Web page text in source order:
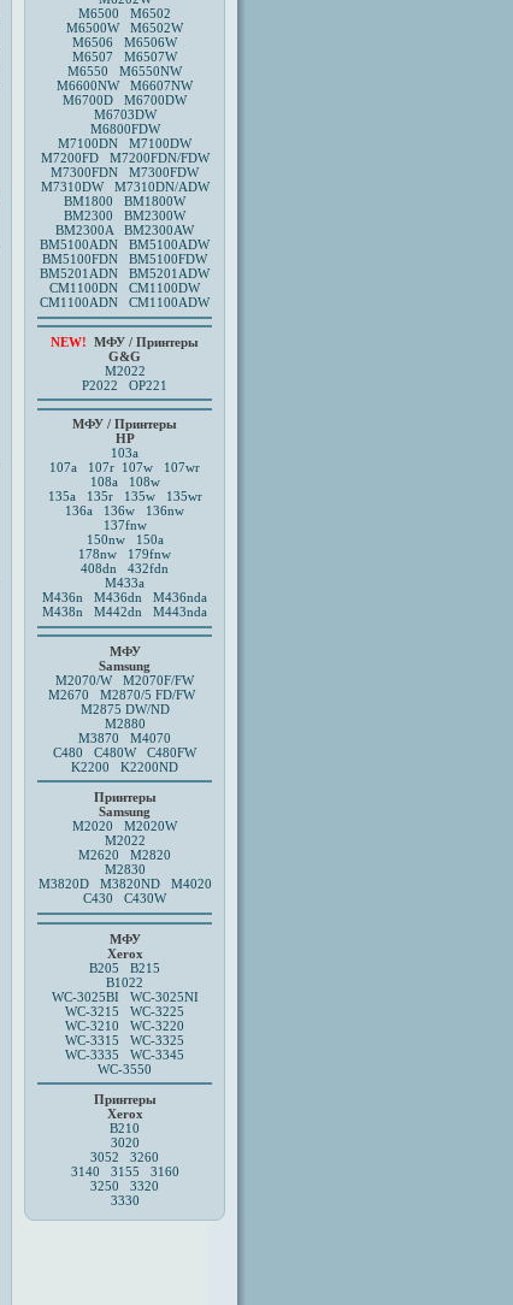
M6500 M6502
M6500W M6502W
M6506 M6506W
M6507 M6507W
M6550 M6550NW
M6600NW M6607NW
M6700D M6700DW
M6703DW
M6800FDW
M7100DN M7100DW
M7200FD M7200FDN/FDW
M7300FDN M7300FDW
M7310DW M7310DN/ADW
BM1800 BM1800W
BM2300 BM2300W
BM2300A BM2300AW
BM5100ADN BM5100ADW
BM5100FDN BM5100FDW
BM5201ADN BM5201ADW
CM1100DN CM1100DW
CM1100ADN CM1100ADW
NEW! МФУ / Принтеры
G&G
M2022
P2022 OP221
МФУ / Принтеры
HP
103a
107a 107r 107w 107wr
108a
108w
135a 135r 135w 135wr
136a 136w 136nw
137fnw
150nw
150a
178nw 179fnw
408dn
432fdn
M433a
M436n M436dn M436nda
M438n M442dn M443nda
МФУ
Samsung
M2070/W
M2070F/FW
M2670
M2870/5 FD/FW
M2875 DW/ND
M2880
M3870
M4070
C480 C480W C480FW
K2200 K2200ND
Принтеры
Samsung
M2020
M2020W
M2022
M2620
M2820
M2830
M3820D
M3820ND M4020
C430 C430W
МФУ
Xerox
B205
B215
B1022
WC-3025BI
WC-3025NI
WC-3215 WC-3225
WC-3210 WC-3220
WC-3315 WC-3325
WC-3335 WC-3345
WC-3550
Принтеры
Xerox
B210
3020
3052 3260
3140 3155 3160
3250
3320
3330